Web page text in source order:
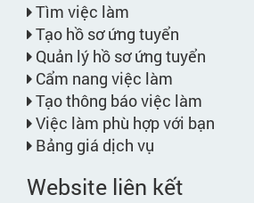
Tìm việc làm
Tạo hồ sơ ứng tuyển
Quản lý hồ sơ ứng tuyển
Cẩm nang việc làm
Tạo thông báo việc làm
Việc làm phù hợp với bạn
Bảng giá dịch vụ
Website liên kết